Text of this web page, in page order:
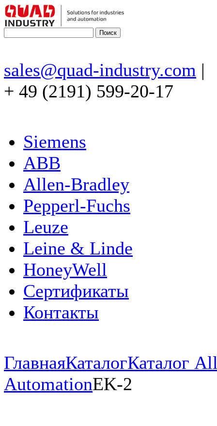
sales@quad-industry.com |
+ 49 (2191) 599-20-17
Siemens
ABB
Allen-Bradley
Pepperl-Fuchs
Leuze
Leine & Linde
HoneyWell
Сертификаты
Контакты
ГлавнаяКаталогКаталог
AutomationEK-2